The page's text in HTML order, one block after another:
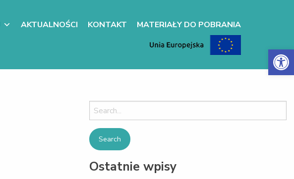
AKTUALNOŚCI KONTAKT MATERIAŁY DO POBRANIA
Search
for:
Ostatnie wpisy